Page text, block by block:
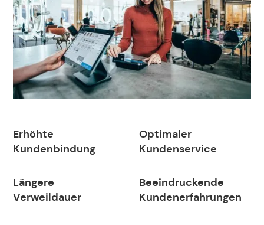
Erhöhte
Kundenbindung
Optimaler
Kundenservice
Längere
Verweildauer
Beeindruckende
Kundenerfahrungen